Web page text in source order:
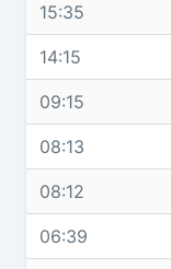
15:35
14:15
09:15
08:13
08:12
06:39